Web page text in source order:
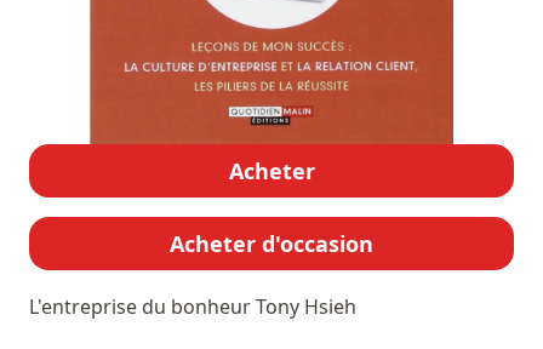
Acheter
Acheter d'occasion
L'entreprise du bonheurTony Hsieh